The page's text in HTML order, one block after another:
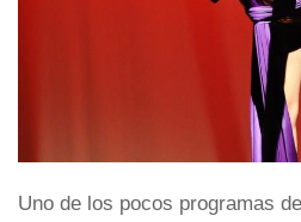
Uno de los pocos programas